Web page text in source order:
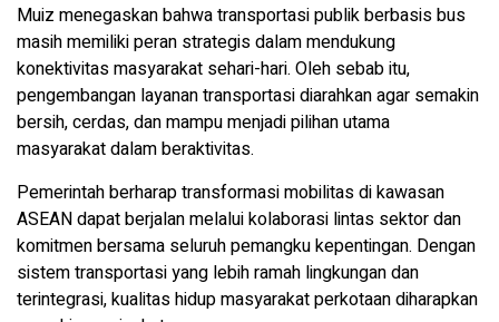
Muiz menegaskan bahwa transportasi publik berbasis bus
masih memiliki peran strategis dalam mendukung
konektivitas masyarakat sehari-hari. Oleh sebab itu,
pengembangan layanan transportasi diarahkan agar semakin
bersih, cerdas, dan mampu menjadi pilihan utama
masyarakat dalam beraktivitas.
Pemerintah berharap transformasi mobilitas di kawasan
ASEAN dapat berjalan melalui kolaborasi lintas sektor dan
komitmen bersama seluruh pemangku kepentingan. Dengan
sistem transportasi yang lebih ramah lingkungan dan
terintegrasi, kualitas hidup masyarakat perkotaan diharapkan